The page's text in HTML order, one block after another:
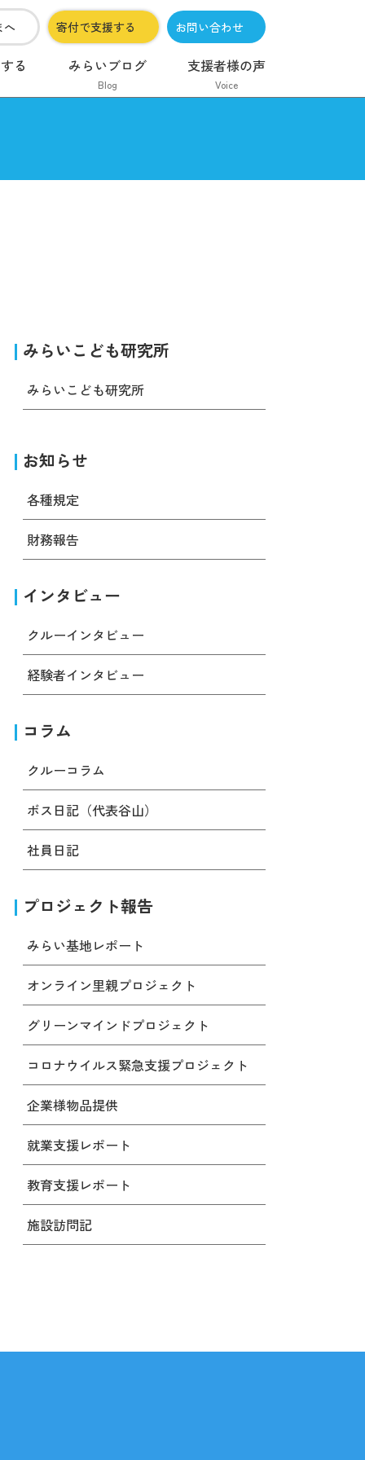
へ 寄付で支援する お問い合わせ
る みらいブログ
Blog
支援者様の声
Voice
みらいこども研究所
みらいこども研究所
お知らせ
各種規定
財務報告
インタビュー
クルーインタビュー
経験者インタビュー
コラム
クルーコラム
ボス日記（代表谷山）
社員日記
プロジェクト報告
みらい基地レポート
オンライン里親プロジェクト
グリーンマインドプロジェクト
コロナウイルス緊急支援プロジェクト
企業様物品提供
就業支援レポート
教育支援レポート
施設訪問記